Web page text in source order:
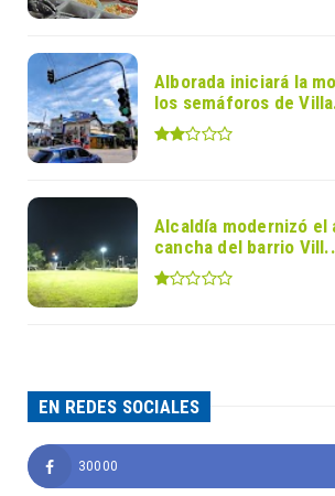
Alborada iniciará la
los semáforos de
Alcaldía modernizó el
cancha del barrio
EN REDES SOCIALES
30000